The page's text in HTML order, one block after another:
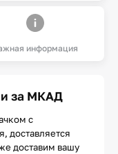
информация
за МКАД
с
доставляется
доставим вашу